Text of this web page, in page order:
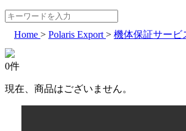
Home > Polaris Export > 機体保証サービ
0件
現在、商品はございません。